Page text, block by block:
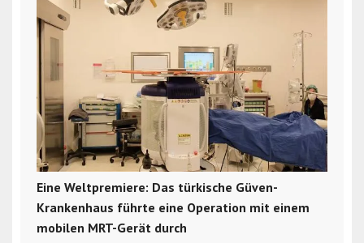
Eine Weltpremiere: Das türkische Güven-
Krankenhaus führte eine Operation mit einem
mobilen MRT-Gerät durch